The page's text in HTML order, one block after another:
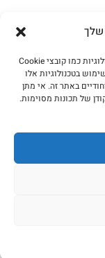
שלך
כדי לספק את החוויה הטובה ביותר, אנו משתמשים בטכנולוגיות כמו קובצי Cookie
בטכנולוגיות אלו
באתר זה. אי מתן
של תכונות מסוימות.